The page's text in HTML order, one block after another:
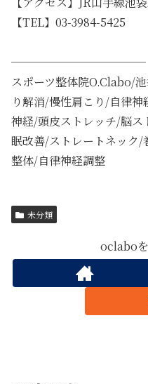
【TEL】03-3984-5425
────────────
スポーツ整体院O.Clabo/
り解消/慢性肩こり/自律
神経/頭皮ストレッチ/脳
眠改善/ストレートネック
整体/自律神経調整
未分類
oclabo